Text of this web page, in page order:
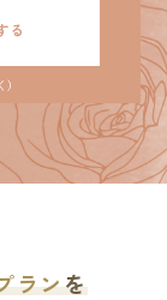
る
ランを